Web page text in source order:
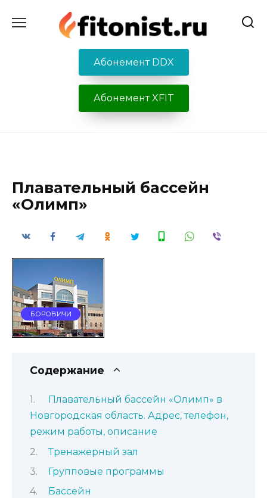
содержанию
Абонемент DDX
Абонемент XFIT
Плавательный бассейн
«Олимп»
БОРОВИЧИ
Содержание
Плавательный бассейн «Олимп» в
Новгородская область. Адрес, телефон,
режим работы, описание
Тренажерный зал
Групповые программы
Бассейн